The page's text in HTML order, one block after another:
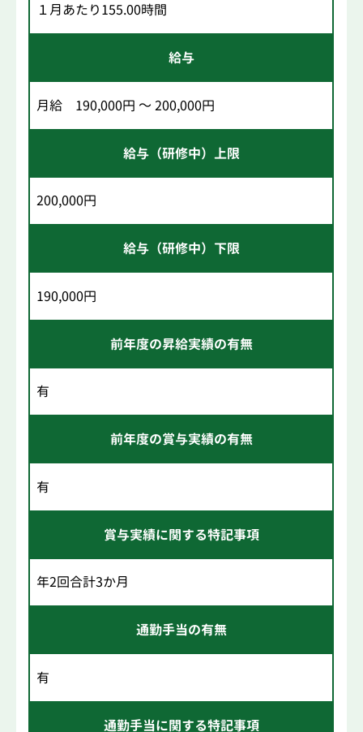
１月あたり155.00時間
給与
月給 190,000円 ～ 200,000円
給与（研修中）上限
200,000円
給与（研修中）下限
190,000円
前年度の昇給実績の有無
有
前年度の賞与実績の有無
有
賞与実績に関する特記事項
年2回合計3か月
通勤手当の有無
有
通勤手当に関する特記事項